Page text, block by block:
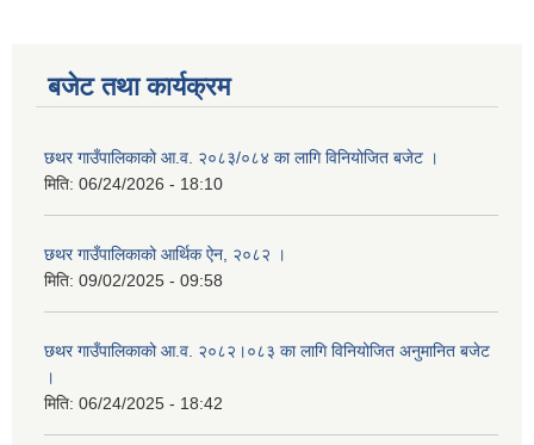
बजेट तथा कार्यक्रम
छथर गाउँपालिकाको आ.व. २०८३/०८४ का लागि विनियोजित बजेट ।
मिति: 06/24/2026 - 18:10
छथर गाउँपालिकाको आर्थिक ऐन, २०८२ ।
मिति: 09/02/2025 - 09:58
छथर गाउँपालिकाको आ.व. २०८२।०८३ का लागि विनियोजित अनुमानित बजेट
।
मिति: 06/24/2025 - 18:42